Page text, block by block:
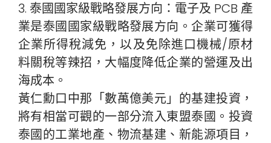
3. 泰國國家級戰略發展方向：電子及 PCB 產
業是泰國國家級戰略發展方向。企業可獲得
企業所得稅減免，以及免除進口機械/原材
料關稅等辣招，大幅度降低企業的營運及出
海成本。
黃仁勳口中那「數萬億美元」的基建投資，
將有相當可觀的一部分流入東盟泰國。投資
泰國的工業地產、物流基建、新能源項目，